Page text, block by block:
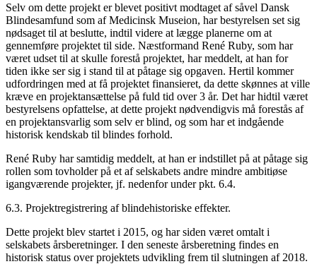
Selv om dette projekt er blevet positivt modtaget af såvel Dansk
Blindesamfund som af Medicinsk Museion, har bestyrelsen set sig
nødsaget til at beslutte, indtil videre at lægge planerne om at
gennemføre projektet til side. Næstformand René Ruby, som har
været udset til at skulle forestå projektet, har meddelt, at han for
tiden ikke ser sig i stand til at påtage sig opgaven. Hertil kommer
udfordringen med at få projektet finansieret, da dette skønnes at ville
kræve en projektansættelse på fuld tid over 3 år. Det har hidtil været
bestyrelsens opfattelse, at dette projekt nødvendigvis må forestås af
en projektansvarlig som selv er blind, og som har et indgående
historisk kendskab til blindes forhold.
René Ruby har samtidig meddelt, at han er indstillet på at påtage sig
rollen som tovholder på et af selskabets andre mindre ambitiøse
igangværende projekter, jf. nedenfor under pkt. 6.4.
6.3. Projektregistrering af blindehistoriske effekter.
Dette projekt blev startet i 2015, og har siden været omtalt i
selskabets årsberetninger. I den seneste årsberetning findes en
historisk status over projektets udvikling frem til slutningen af 2018.